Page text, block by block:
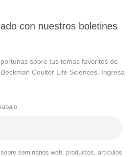
con nuestros boletines
sobre tus temas favoritos de
Coulter Life Sciences. Ingresa
seminarios web, productos, artículos